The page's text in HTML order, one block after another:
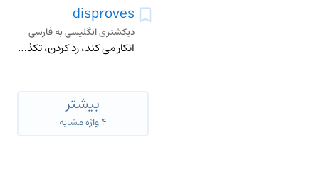
disproves
دیکشنری انگلیسی به فارسی
انکار می کند، رد کردن، تکذیب کردن، اثبات کذب چیزی را کردن
بیشتر
۴ واژه مشابه